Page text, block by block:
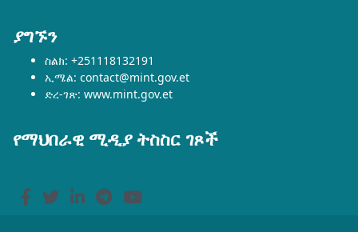
ያግኙን
ስልክ: +251118132191
ኢሜል: contact@mint.gov.et
ድረ-ገጽ: www.mint.gov.et
የማህበራዊ ሚዲያ ትስስር ገጾች